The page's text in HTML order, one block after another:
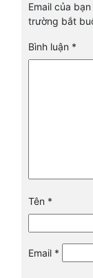
Email của
trường bắt
Bình luận *
Tên *
Email *